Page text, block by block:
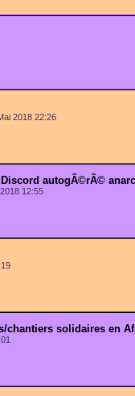
2018 22:26
autogÃ©rÃ©
12:55
chantiers solidaires en